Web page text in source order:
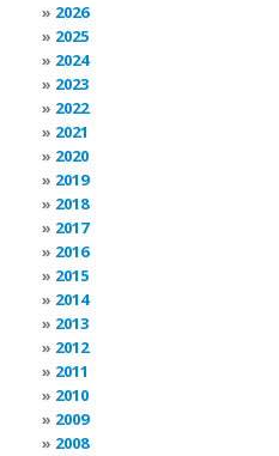
2026
2025
2024
2023
2022
2021
2020
2019
2018
2017
2016
2015
2014
2013
2012
2011
2010
2009
2008